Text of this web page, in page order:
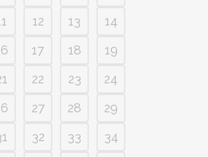
12 13
14
17 18
19
22 23
24
27 28
29
32 33
34